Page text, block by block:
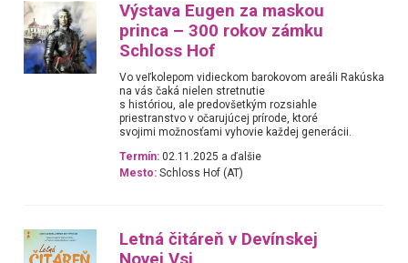
Výstava Eugen za maskou
princa – 300 rokov zámku
Schloss Hof
Vo veľkolepom vidieckom barokovom areáli Rakúska
na vás čaká nielen stretnutie
s históriou, ale predovšetkým rozsiahle
priestranstvo v očarujúcej prírode, ktoré
svojimi možnosťami vyhovie každej generácii.
Termín: 02.11.2025 a ďalšie
Mesto: Schloss Hof (AT)
Letná čitáreň v Devínskej